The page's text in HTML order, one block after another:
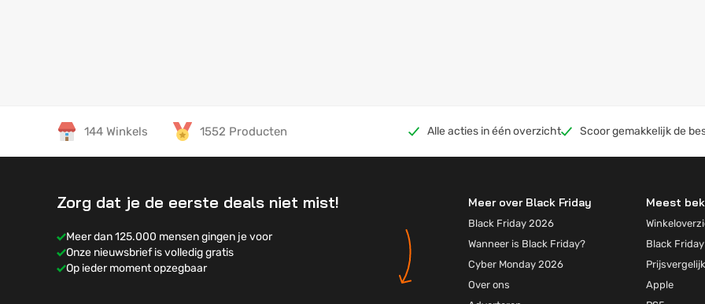
144 Winkels 1552 Producten Alle acties in één overzicht Scoor gemakkelijk de
Zorg dat je de eerste deals niet mist!
Meer dan 125.000 mensen gingen je voor
Onze nieuwsbrief is volledig gratis
Op ieder moment opzegbaar
Meer over Black Friday
Black Friday 2026
Wanneer is Black Friday?
Cyber Monday 2026
Over ons
Meest
Black
Apple